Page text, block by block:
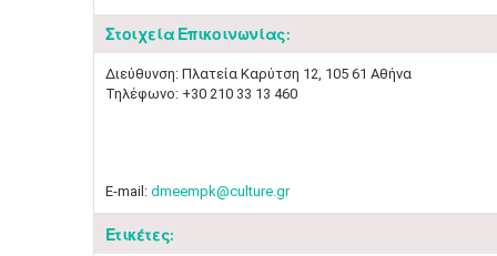
Στοιχεία Επικοινωνίας:
Διεύθυνση: Πλατεία Καρύτση 12, 105 61 Αθήνα
Τηλέφωνο: +30 210 33 13 460
E-mail: dmeempk@culture.gr
Ετικέτες: